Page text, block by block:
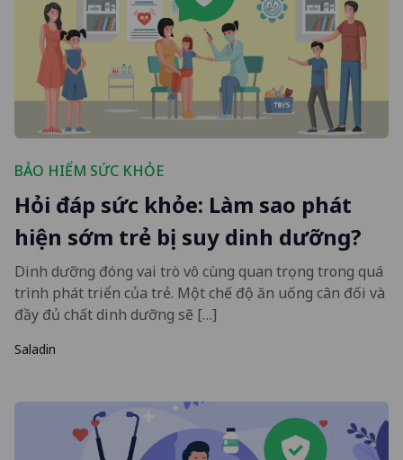
BẢO HIỂM SỨC KHỎE
Hỏi đáp sức khỏe: Làm sao phát
hiện sớm trẻ bị suy dinh dưỡng?
Dinh dưỡng đóng vai trò vô cùng quan trọng trong quá
trình phát triển của trẻ. Một chế độ ăn uống cân đối và
đầy đủ chất dinh dưỡng sẽ […]
Saladin